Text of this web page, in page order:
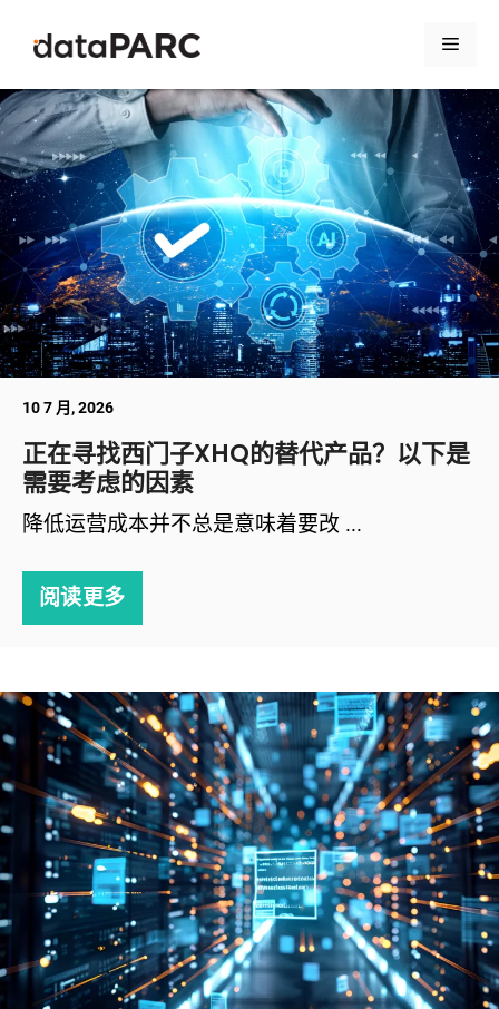
菜单
10 7 月, 2026
正在寻找西门子XHQ的替代产品？以下是
需要考虑的因素
降低运营成本并不总是意味着要改 ...
阅读更多